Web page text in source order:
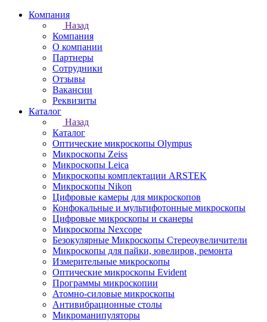
Компания
Назад
Компания
О компании
Партнеры
Сотрудники
Отзывы
Вакансии
Реквизиты
Каталог
Назад
Каталог
Оптические микроскопы Olympus
Микроскопы Zeiss
Микроскопы Leica
Микроскопы комплектации ARSTEK
Микроскопы Nikon
Цифровые камеры для микроскопов
Конфокальные и мультифотонные микроскопы
Цифровые микроскопы и сканеры
Микроскопы Nexcope
Безокулярные Микроскопы Стереоувеличители
Микроскопы для пайки, ювелиров, ремонта
Измерительные микроскопы
Оптические микроскопы Evident
Программы микроскопии
Атомно-силовые микроскопы
Антивибрационные столы
Микроманипуляторы